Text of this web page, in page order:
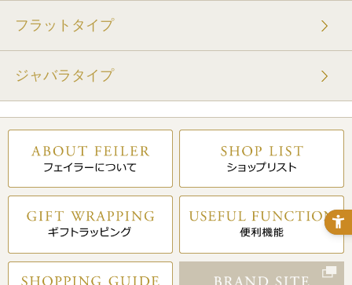
フラットタイプ
ジャバラタイプ